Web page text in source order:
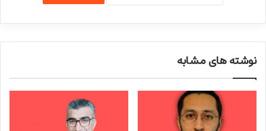
نوشته های مشابه